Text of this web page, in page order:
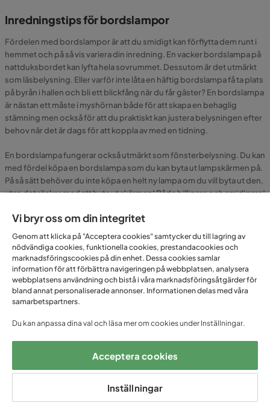
Inredningstips för bordslampor
Fördelen med bordslampor är att du smidigt kan förflytta dem runt i
hemmet och på så vis variera din inredning. En vacker bordslampa på
nattduksbordet kan lyfta hela sovrummet. Dessutom är det utmärkt
som läsbelysning. Eller varför inte låta en häftig bordslampa få ta plats
på byrån i hallen och bli ett blickfång när du får gäster? En bordslampa
är nästan ett måste i myshörnan både för att skapa en behaglig
stämning men också för att du praktiskt kan justera belysningen efter
behov när det är dags för att koppla av med en tidning.
En bordslampa fungerar också utmärkt som fönsterbelysning. Du kan
med fördel köpa en bordslampa som du kan byta ut lampskärmen på.
På så sätt behöver du inte köpa en helt ny lampa om du vill byta ut den,
utan det räcker med att byta ut skärmen! Både billigare och smidigare!
Oavsett vilken typ av bordslampa du är ute efter kan vi lova dig att du
breda sortiment. Utforska vårt sortiment på hemsidan eller i någon av
våra butiker och låt dig inspireras för att lysa upp ditt hem på ett
stilfullt sätt när mörkret smyger sig på. Välkommen till Trademax!
FÅ UNIKA ERBJUDANDEN
– ANMÄL DIG TILL VÅRT
NYHETSBREV!
Email
Vi bryr oss om din integritet
Genom att klicka på "Acceptera cookies" samtycker du till lagring av
nödvändiga cookies, funktionella cookies, prestandacookies och
marknadsföringscookies på din enhet. Dessa cookies samlar
information för att förbättra navigeringen på webbplatsen, analysera
webbplatsens användning och bistå i våra marknadsföringsåtgärder för
bland annat personaliserade annonser. Informationen delas med våra
samarbetspartners.
Du kan anpassa dina val och läsa mer om cookies under Inställningar.
Acceptera cookies
Inställningar